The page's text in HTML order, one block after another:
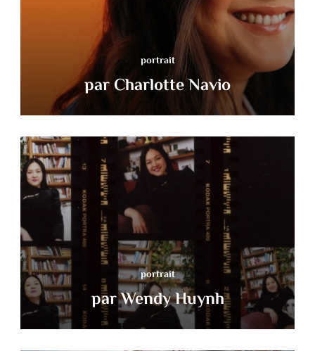
portrait
par Charlotte Navio
portrait
par Wendy Huynh